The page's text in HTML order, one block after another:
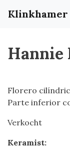
Hannie
Florero
Parte inferior
Verkocht
Keramist: